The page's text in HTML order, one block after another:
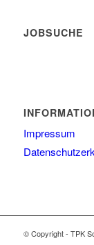
JOBSUCHE
Impressum
© Copyright - TPK